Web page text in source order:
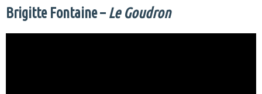
Brigitte Fontaine – Le Goudron